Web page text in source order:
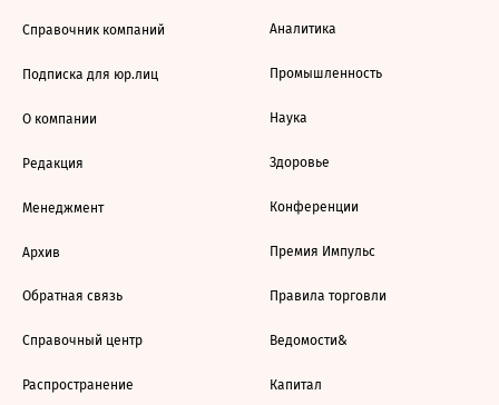
Справочник компаний
Подписка для юр.лиц
О компании
Редакция
Менеджмент
Архив
Обратная связь
Справочный центр
Распространение
Аналитика
Промышленность
Наука
Здоровье
Конференции
Премия Импульс
Правила торговли
Ведомости&
Капитал